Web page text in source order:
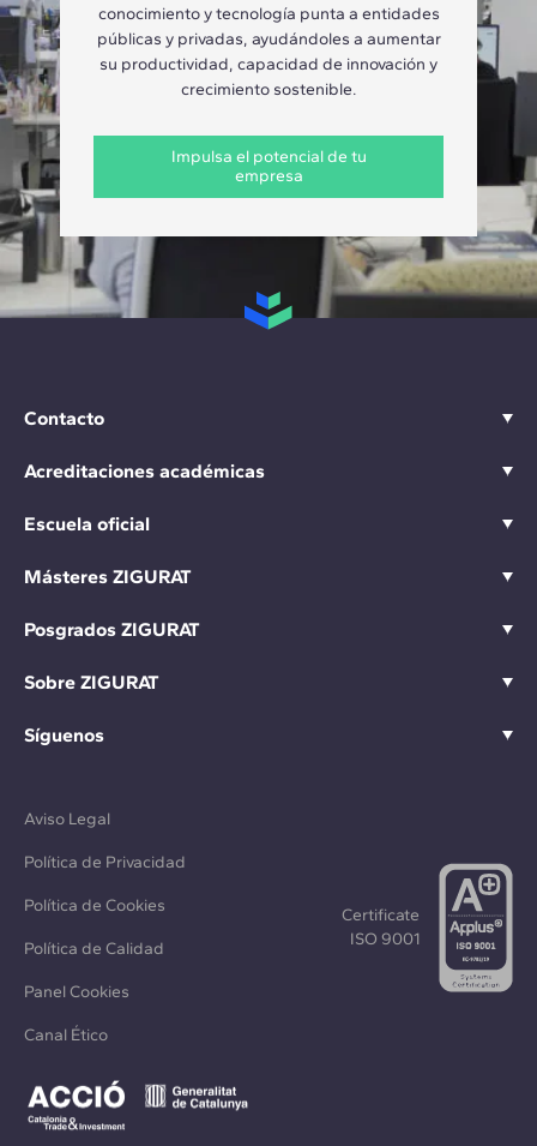
conocimiento y tecnología punta a entidades
públicas y privadas, ayudándoles a aumentar
su productividad, capacidad de innovación y
crecimiento sostenible.
Impulsa el potencial de tu
empresa
Contacto
Acreditaciones académicas
Escuela oficial
Másteres ZIGURAT
Posgrados ZIGURAT
Sobre ZIGURAT
Síguenos
Aviso Legal
Política de Privacidad
Política de Cookies
Política de Calidad
Panel Cookies
Canal Ético
Certificate
ISO 9001